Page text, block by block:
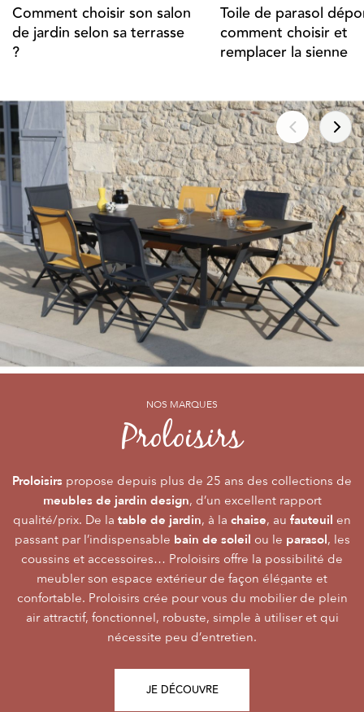
Comment choisir son salon
de jardin selon sa terrasse
?
Toile de parasol
comment choisir et
remplacer la sienne
NOS MARQUES
Proloisirs
Proloisirs propose depuis plus de 25 ans des collections de
meubles de jardin design, d’un excellent rapport
qualité/prix. De la table de jardin, à la chaise, au fauteuil en
passant par l’indispensable bain de soleil ou le parasol, les
coussins et accessoires… Proloisirs offre la possibilité de
meubler son espace extérieur de façon élégante et
confortable. Proloisirs crée pour vous du mobilier de plein
air attractif, fonctionnel, robuste, simple à utiliser et qui
nécessite peu d’entretien.
JE DÉCOUVRE
NOS MARQUES
Océoby PROLOISIRS
Océocrée dumobilier Premium, pour vivre l’extérieur avec
raffinement et participer de façon inoubliable aux grandes
émotions de la vie. Le mobilier Océo, de par la qualité de
ses différents matériaux et de sa fabrication, se joue des
frontières d’usage. Voir sonextérieurcomme une pièce à
part entière nécessite du style et le soin des détails.
L’illustration Océo passe par la qualité desplateaux
Trespa® qui équipent en exclusivité de nombreusestables
de jardinpour un plaisir d’usage durable.
JE DÉCOUVRE
NOS MARQUES
Alizéby PROLOISIRS
Alizéest LA marque du mobilier de jardin contemporain
dont la conception et l’accessibilité du prixfont qu’elle
s’adresse au plus grand nombre.
Le mobilier d’extérieur Alizé apporte un souffle bien
agréable empreint de style, fonctionnalité, facilité
d’utilisation, prix, pour des instantsRepas, Salon,Détente
Alizé est créée pour bien vivre dehors, dans la joie, la
modernité, la simplicité, le plaisir d’être ensemble !
JE DÉCOUVRE